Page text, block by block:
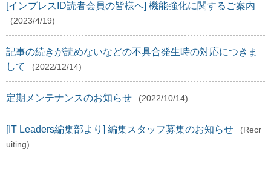
[インプレスID読者会員の皆様へ] 機能強化に関するご案内
(2023/4/19)
記事の続きが読めないなどの不具合発生時の対応につきま
して
(2022/12/14)
定期メンテナンスのお知らせ (2022/10/14)
[IT Leaders編集部より] 編集スタッフ募集のお知らせ
(Recr
uiting)